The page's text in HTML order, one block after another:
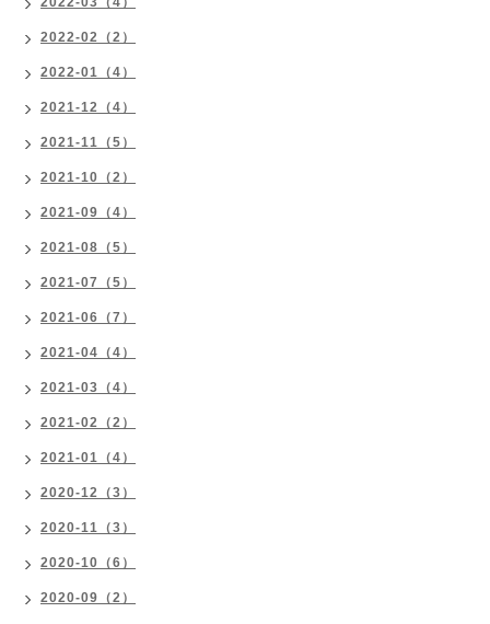
2022-02（2）
2022-01（4）
2021-12（4）
2021-11（5）
2021-10（2）
2021-09（4）
2021-08（5）
2021-07（5）
2021-06（7）
2021-04（4）
2021-03（4）
2021-02（2）
2021-01（4）
2020-12（3）
2020-11（3）
2020-10（6）
2020-09（2）